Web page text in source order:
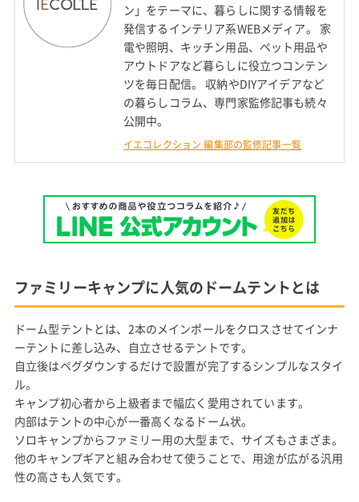
ン」をテーマに、暮らしに関する情報を
発信するインテリア系WEBメディア。 家
電や照明、キッチン用品、ペット用品や
アウトドアなど暮らしに役立つコンテン
ツを毎日配信。 収納やDIYアイデアなど
の暮らしコラム、専門家監修記事も続々
公開中。
イエコレクション 編集部の監修記事一覧
ファミリーキャンプに人気のドームテントとは
ドーム型テントとは、2本のメインポールをクロスさせてインナ
ーテントに差し込み、自立させるテントです。
自立後はペグダウンするだけで設置が完了するシンプルなスタイ
ル。
キャンプ初心者から上級者まで幅広く愛用されています。
内部はテントの中心が一番高くなるドーム状。
ソロキャンプからファミリー用の大型まで、サイズもさまざま。
他のキャンプギアと組み合わせて使うことで、用途が広がる汎用
性の高さも人気です。